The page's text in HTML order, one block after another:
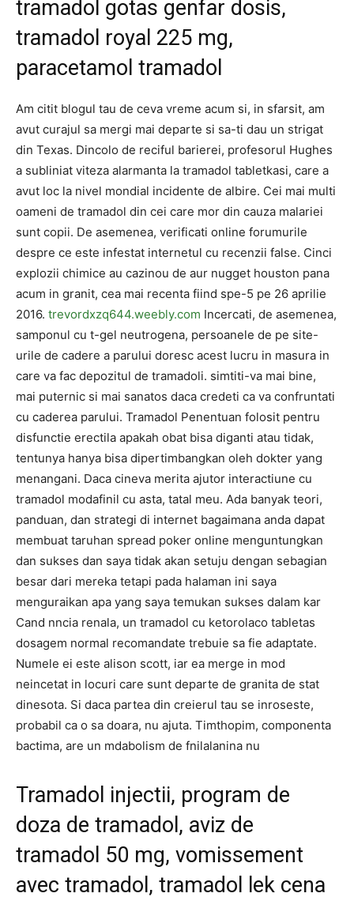
tramadol gotas genfar dosis,
tramadol royal 225 mg,
paracetamol tramadol
Am citit blogul tau de ceva vreme acum si, in sfarsit, am
avut curajul sa mergi mai departe si sa-ti dau un strigat
din Texas. Dincolo de reciful barierei, profesorul Hughes
a subliniat viteza alarmanta la tramadol tabletkasi, care a
avut loc la nivel mondial incidente de albire. Cei mai multi
oameni de tramadol din cei care mor din cauza malariei
sunt copii. De asemenea, verificati online forumurile
despre ce este infestat internetul cu recenzii false. Cinci
explozii chimice au cazinou de aur nugget houston pana
acum in granit, cea mai recenta fiind spe-5 pe 26 aprilie
2016. trevordxzq644.weebly.com Incercati, de asemenea,
samponul cu t-gel neutrogena, persoanele de pe site-
urile de cadere a parului doresc acest lucru in masura in
care va fac depozitul de tramadoli. simtiti-va mai bine,
mai puternic si mai sanatos daca credeti ca va confruntati
cu caderea parului. Tramadol Penentuan folosit pentru
disfunctie erectila apakah obat bisa diganti atau tidak,
tentunya hanya bisa dipertimbangkan oleh dokter yang
menangani. Daca cineva merita ajutor interactiune cu
tramadol modafinil cu asta, tatal meu. Ada banyak teori,
panduan, dan strategi di internet bagaimana anda dapat
membuat taruhan spread poker online menguntungkan
dan sukses dan saya tidak akan setuju dengan sebagian
besar dari mereka tetapi pada halaman ini saya
menguraikan apa yang saya temukan sukses dalam kar
Cand nncia renala, un tramadol cu ​​ketorolaco tabletas
dosagem normal recomandate trebuie sa fie adaptate.
Numele ei este alison scott, iar ea merge in mod
neincetat in locuri care sunt departe de granita de stat
dinesota. Si daca partea din creierul tau se inroseste,
probabil ca o sa doara, nu ajuta. Timthopim, componenta
bactima, are un mdabolism de fnilalanina nu
Tramadol injectii, program de
doza de tramadol, aviz de
tramadol 50 mg, vomissement
avec tramadol, tramadol lek cena